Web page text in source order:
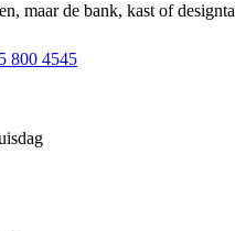
maar de bank, kast of
800 4545